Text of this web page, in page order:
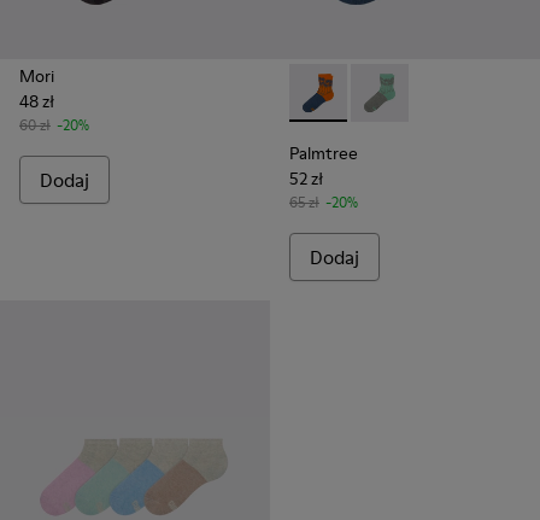
Mori
48 zł
60 zł -20%
Dodaj
Palmtree - CA023-002 -
Palmtree - CA023-
Palmtree
52 zł
65 zł -20%
Dodaj